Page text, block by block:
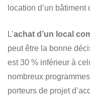
location d’un
L’achat d’un local
peut être la bonne
est 30 % inférieur à
nombreux
porteurs de projet